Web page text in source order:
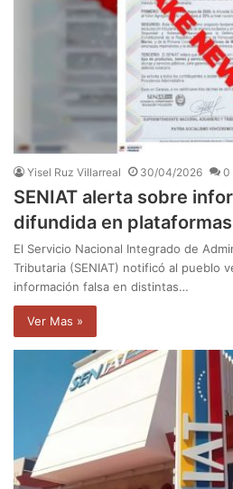
Yisel Ruz Villarreal 30/04/2026 0
SENIAT alerta sobre
difundida en
El Servicio Nacional Integrado de
Tributaria (SENIAT) notificó al pueblo
información falsa en distintas…
Ver Mas »